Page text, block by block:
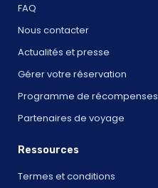
FAQ
Nous contacter
Actualités et presse
Gérer votre réservation
Programme de récompenses
Partenaires de voyage
Ressources
Termes et conditions